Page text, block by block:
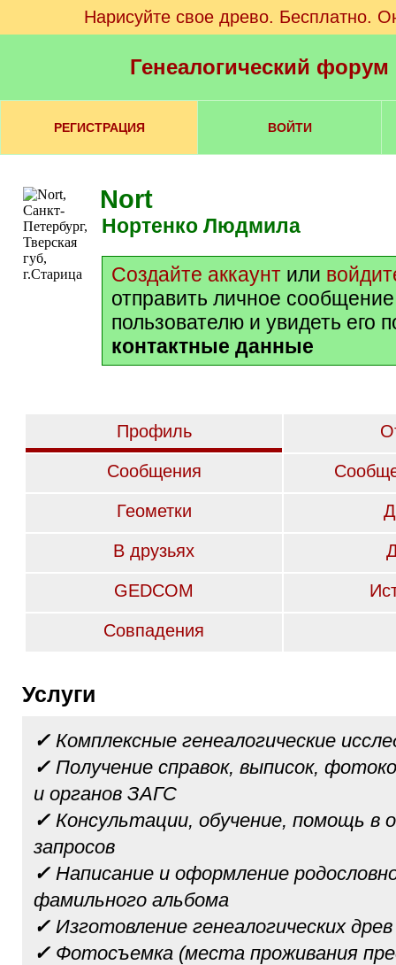
Нарисуйте свое древо. Бесплатно.
Генеалогический
РЕГИСТРАЦИЯ ВОЙТИ
Nort
Нортенко Людмила
Создайте аккаунт или
отправить личное
пользователю и увидеть его
контактные данные
Профиль
Сообщения
Геометки
В друзьях
GEDCOM
Совпадения
Услуги
✓ Комплексные генеалогические
✓ Получение справок, выписок,
и органов ЗАГС
✓ Консультации, обучение, помощь в
запросов
✓ Написание и оформление
фамильного альбома
✓ Изготовление генеалогических древ
✓ Фотосъемка (места проживания